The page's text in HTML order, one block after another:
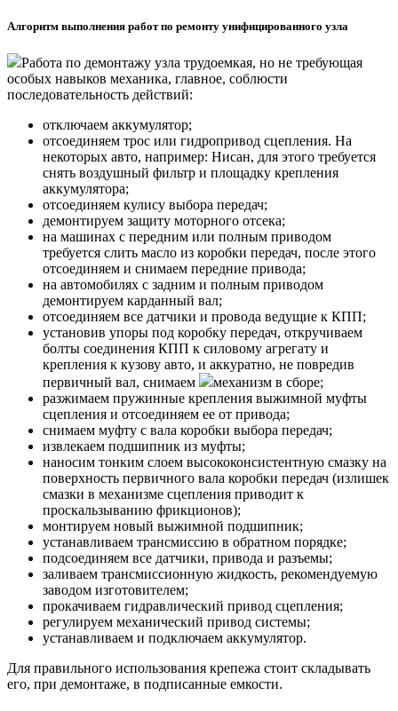
Алгоритм выполнения работ по ремонту унифицированного узла
Работа по демонтажу узла трудоемкая, но не требующая
особых навыков механика, главное, соблюсти
последовательность действий:
отключаем аккумулятор;
отсоединяем трос или гидропривод сцепления. На
некоторых авто, например: Нисан, для этого требуется
снять воздушный фильтр и площадку крепления
аккумулятора;
отсоединяем кулису выбора передач;
демонтируем защиту моторного отсека;
на машинах с передним или полным приводом
требуется слить масло из коробки передач, после этого
отсоединяем и снимаем передние привода;
на автомобилях с задним и полным приводом
демонтируем карданный вал;
отсоединяем все датчики и провода ведущие к КПП;
установив упоры под коробку передач, откручиваем
болты соединения КПП к силовому агрегату и
крепления к кузову авто, и аккуратно, не повредив
первичный вал, снимаем
механизм в сборе;
разжимаем пружинные крепления выжимной муфты
сцепления и отсоединяем ее от привода;
снимаем муфту с вала коробки выбора передач;
извлекаем подшипник из муфты;
наносим тонким слоем высококонсистентную смазку на
поверхность первичного вала коробки передач (излишек
смазки в механизме сцепления приводит к
проскальзыванию фрикционов);
монтируем новый выжимной подшипник;
устанавливаем трансмиссию в обратном порядке;
подсоединяем все датчики, привода и разъемы;
заливаем трансмиссионную жидкость, рекомендуемую
заводом изготовителем;
прокачиваем гидравлический привод сцепления;
регулируем механический привод системы;
устанавливаем и подключаем аккумулятор.
Для правильного использования крепежа стоит складывать
его, при демонтаже, в подписанные емкости.